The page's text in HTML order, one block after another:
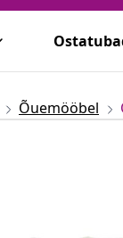
Õuemööbel